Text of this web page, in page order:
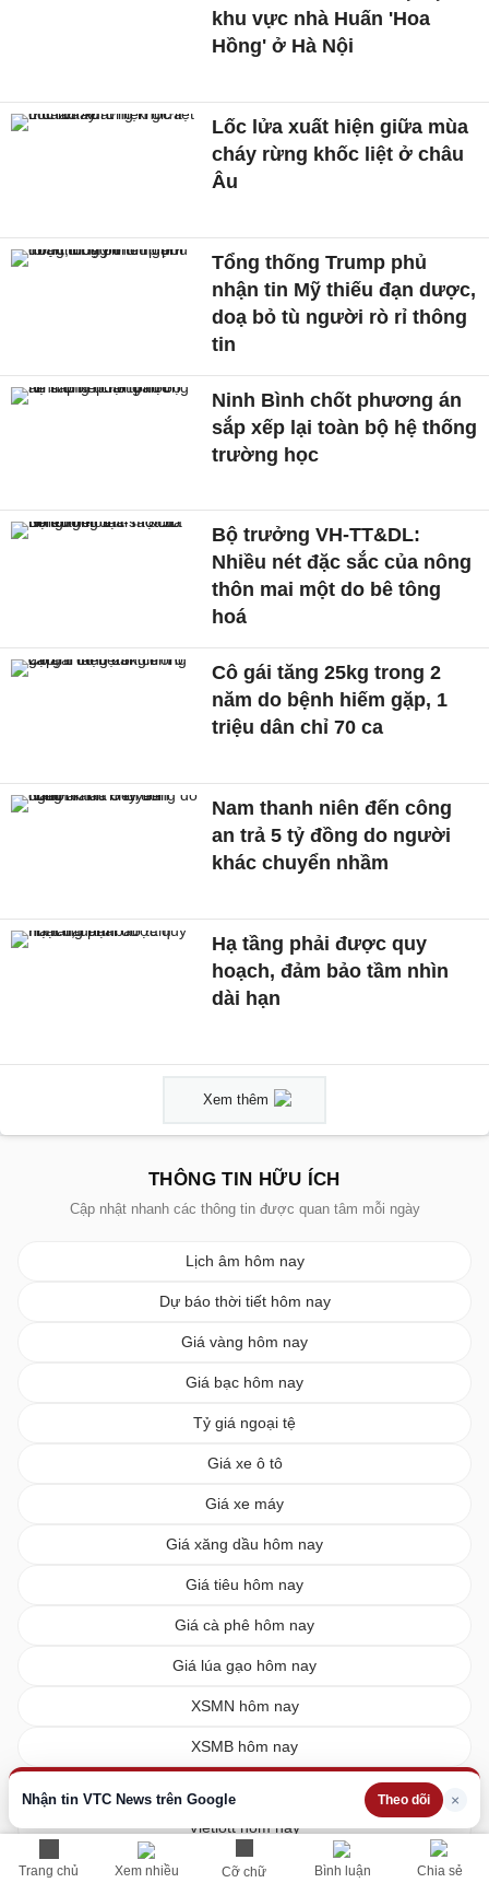
Trang chủ Xem nhiều Cỡ chữ Bình luận Chia sẻ
Nhận tin VTC News trên Google Theo dõi ×
khu vực nhà Huấn 'Hoa
Hồng' ở Hà Nội
Lốc lửa xuất hiện giữa mùa
cháy rừng khốc liệt ở châu
Âu
Tổng thống Trump phủ
nhận tin Mỹ thiếu đạn dược,
doạ bỏ tù người rò rỉ thông
tin
Ninh Bình chốt phương án
sắp xếp lại toàn bộ hệ thống
trường học
Bộ trưởng VH-TT&DL:
Nhiều nét đặc sắc của nông
thôn mai một do bê tông
hoá
Cô gái tăng 25kg trong 2
năm do bệnh hiếm gặp, 1
triệu dân chỉ 70 ca
Nam thanh niên đến công
an trả 5 tỷ đồng do người
khác chuyển nhầm
Hạ tầng phải được quy
hoạch, đảm bảo tầm nhìn
dài hạn
Xem thêm
THÔNG TIN HỮU ÍCH
Cập nhật nhanh các thông tin được quan tâm mỗi ngày
Lịch âm hôm nay
Dự báo thời tiết hôm nay
Giá vàng hôm nay
Giá bạc hôm nay
Tỷ giá ngoại tệ
Giá xe ô tô
Giá xe máy
Giá xăng dầu hôm nay
Giá tiêu hôm nay
Giá cà phê hôm nay
Giá lúa gạo hôm nay
XSMN hôm nay
XSMB hôm nay
Vietlott hôm nay